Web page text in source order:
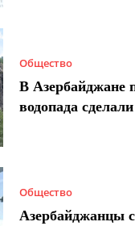
Общество
В Азербайджане
водопада
Общество
Азербайджанцы